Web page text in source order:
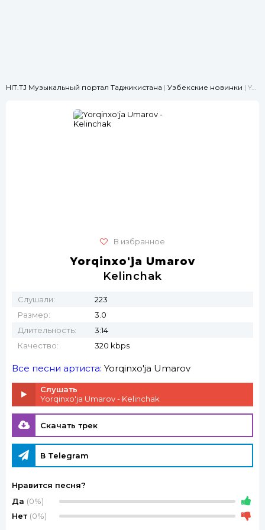
HIT.TJ Музыкальный портал Таджикистана | Узбекские новинки | Yorqinxo'ja Umarov - Kelinchak
В избранное
Yorqinxo'ja Umarov
Kelinchak
Слушали:
223
Размер:
3.0
Длительность:
3:14
Качество:
320 kbps
Все песни артиста: Yorqinxo'ja Umarov
Слушать
Yorqinxo'ja Umarov - Kelinchak
Скачать трек
В Telegram
Нравится песня?
Да (0%)
Нет (0%)